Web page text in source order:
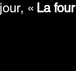
« La